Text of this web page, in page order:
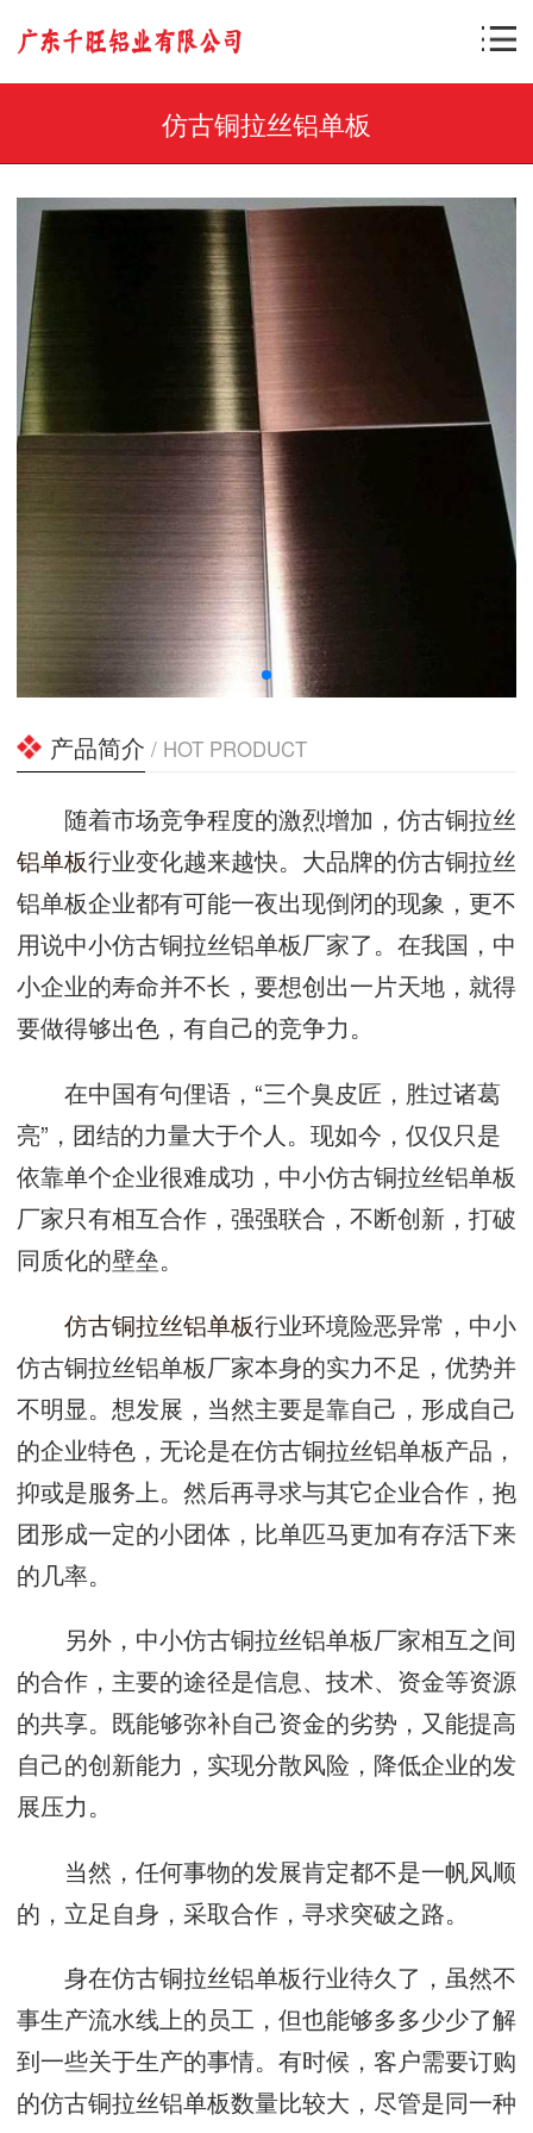
仿古铜拉丝铝单板
产品简介 / HOT PRODUCT
随着市场竞争程度的激烈增加，仿古铜拉丝
铝单板行业变化越来越快。大品牌的仿古铜拉丝
铝单板企业都有可能一夜出现倒闭的现象，更不
用说中小仿古铜拉丝铝单板厂家了。在我国，中
小企业的寿命并不长，要想创出一片天地，就得
要做得够出色，有自己的竞争力。
在中国有句俚语，“三个臭皮匠，胜过诸葛
亮”，团结的力量大于个人。现如今，仅仅只是
依靠单个企业很难成功，中小仿古铜拉丝铝单板
厂家只有相互合作，强强联合，不断创新，打破
同质化的壁垒。
仿古铜拉丝铝单板行业环境险恶异常，中小
仿古铜拉丝铝单板厂家本身的实力不足，优势并
不明显。想发展，当然主要是靠自己，形成自己
的企业特色，无论是在仿古铜拉丝铝单板产品，
抑或是服务上。然后再寻求与其它企业合作，抱
团形成一定的小团体，比单匹马更加有存活下来
的几率。
另外，中小仿古铜拉丝铝单板厂家相互之间
的合作，主要的途径是信息、技术、资金等资源
的共享。既能够弥补自己资金的劣势，又能提高
自己的创新能力，实现分散风险，降低企业的发
展压力。
当然，任何事物的发展肯定都不是一帆风顺
的，立足自身，采取合作，寻求突破之路。
身在仿古铜拉丝铝单板行业待久了，虽然不
事生产流水线上的员工，但也能够多多少少了解
到一些关于生产的事情。有时候，客户需要订购
的仿古铜拉丝铝单板数量比较大，尽管是同一种